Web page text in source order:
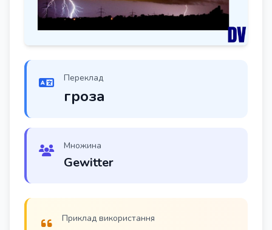
Переклад
гроза
Множина
Gewitter
Приклад використання